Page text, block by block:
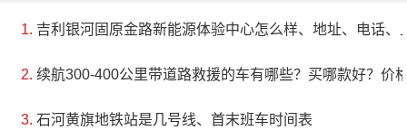
吉利银河固原金路新能源体验中心怎么样、地址、电话、
续航300-400公里带道路救援的车有哪些？买哪款好？价
石河黄旗地铁站是几号线、首末班车时间表